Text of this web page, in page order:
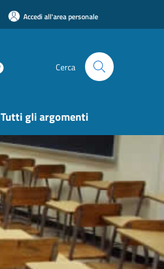
Accedi all'area personale
Cerca
Tutti gli argomenti